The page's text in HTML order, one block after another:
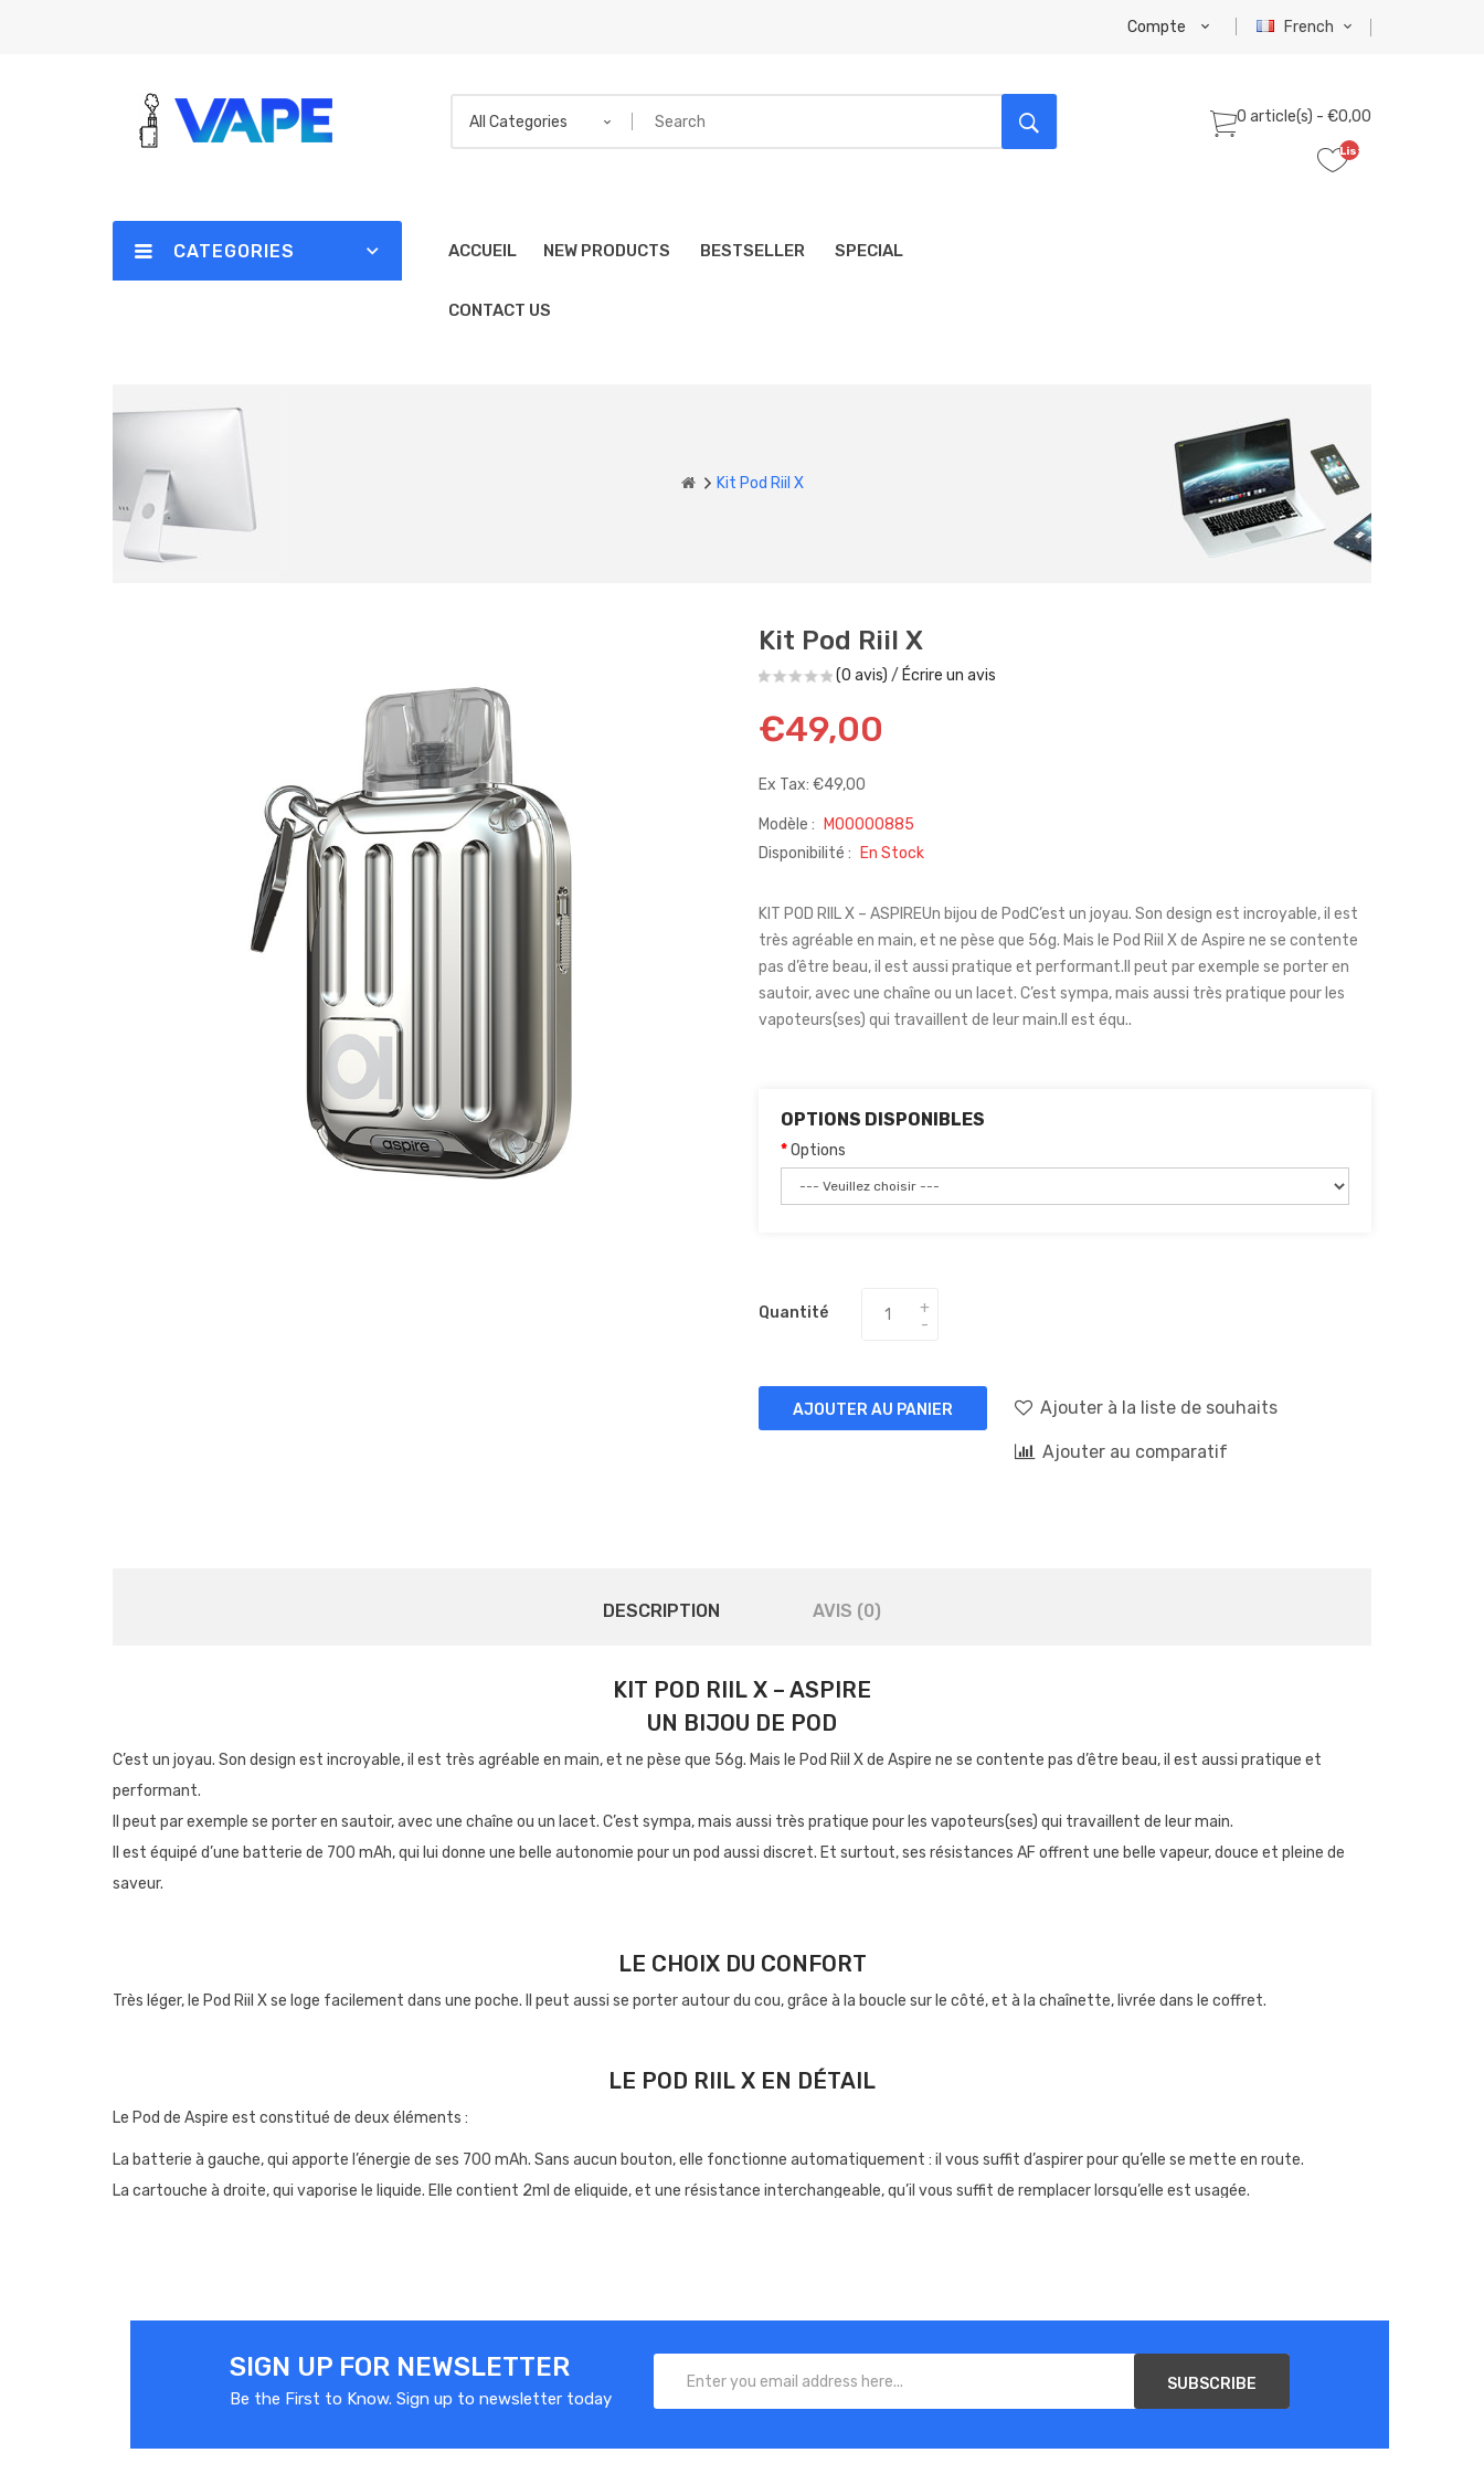
French
Compte
All Categories 0 article(s) - €0,00
Liste
CATEGORIES ACCUEIL NEW PRODUCTS BESTSELLER SPECIAL
CONTACT US
Kit Pod Riil X
Kit Pod Riil X
(0 avis) / Écrire un avis
€49,00
Ex Tax: €49,00
Modèle :
M00000885
Disponibilité :
En Stock
KIT POD RIIL X – ASPIREUn bijou de PodC’est un joyau. Son design est incroyable, il est
très agréable en main, et ne pèse que 56g. Mais le Pod Riil X de Aspire ne se contente
pas d’être beau, il est aussi pratique et performant.Il peut par exemple se porter en
sautoir, avec une chaîne ou un lacet. C’est sympa, mais aussi très pratique pour les
vapoteurs(ses) qui travaillent de leur main.Il est équ..
OPTIONS DISPONIBLES
Options
Quantité
AJOUTER AU PANIER Ajouter à la liste de souhaits
Ajouter au comparatif
DESCRIPTION AVIS (0)
KIT POD RIIL X – ASPIRE
UN BIJOU DE POD
C’est un joyau. Son design est incroyable, il est très agréable en main, et ne pèse que 56g. Mais le Pod Riil X de Aspire ne se contente pas d’être beau, il est aussi pratique et
performant.
Il peut par exemple se porter en sautoir, avec une chaîne ou un lacet. C’est sympa, mais aussi très pratique pour les vapoteurs(ses) qui travaillent de leur main.
Il est équipé d’une batterie de 700 mAh, qui lui donne une belle autonomie pour un pod aussi discret. Et surtout, ses résistances AF offrent une belle vapeur, douce et pleine de
saveur.
LE CHOIX DU CONFORT
Très léger, le Pod Riil X se loge facilement dans une poche. Il peut aussi se porter autour du cou, grâce à la boucle sur le côté, et à la chaînette, livrée dans le coffret.
LE POD RIIL X EN DÉTAIL
Le Pod de Aspire est constitué de deux éléments :
La batterie à gauche, qui apporte l’énergie de ses 700 mAh. Sans aucun bouton, elle fonctionne automatiquement : il vous suffit d’aspirer pour qu’elle se mette en route.
La cartouche à droite, qui vaporise le liquide. Elle contient 2ml de eliquide, et une résistance interchangeable, qu’il vous suffit de remplacer lorsqu’elle est usagée.
SIGN UP FOR NEWSLETTER
Be the First to Know. Sign up to newsletter today
SUBSCRIBE